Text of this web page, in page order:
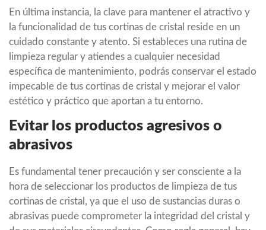
En última instancia, la clave para mantener el atractivo y
la funcionalidad de tus cortinas de cristal reside en un
cuidado constante y atento. Si estableces una rutina de
limpieza regular y atiendes a cualquier necesidad
específica de mantenimiento, podrás conservar el estado
impecable de tus cortinas de cristal y mejorar el valor
estético y práctico que aportan a tu entorno.
Evitar los productos agresivos o
abrasivos
Es fundamental tener precaución y ser consciente a la
hora de seleccionar los productos de limpieza de tus
cortinas de cristal, ya que el uso de sustancias duras o
abrasivas puede comprometer la integridad del cristal y